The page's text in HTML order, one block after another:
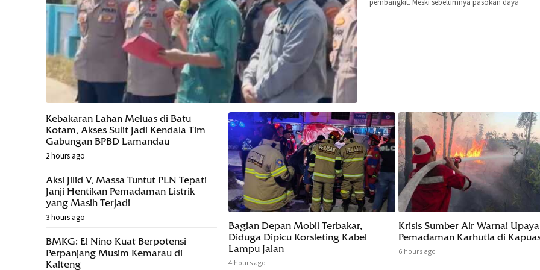
Kebakaran Lahan Meluas di Batu
Kotam, Akses Sulit Jadi Kendala Tim
Gabungan BPBD Lamandau
2 hours ago
Aksi Jilid V, Massa Tuntut PLN Tepati
Janji Hentikan Pemadaman Listrik
yang Masih Terjadi
3 hours ago
BMKG: El Nino Kuat Berpotensi
Perpanjang Musim Kemarau di
Kalteng
Bagian Depan Mobil Terbakar,
Diduga Dipicu Korsleting Kabel
Lampu Jalan
4 hours ago
Krisis Sumber Air Warnai Upaya
Pemadaman Karhutla di
6 hours ago